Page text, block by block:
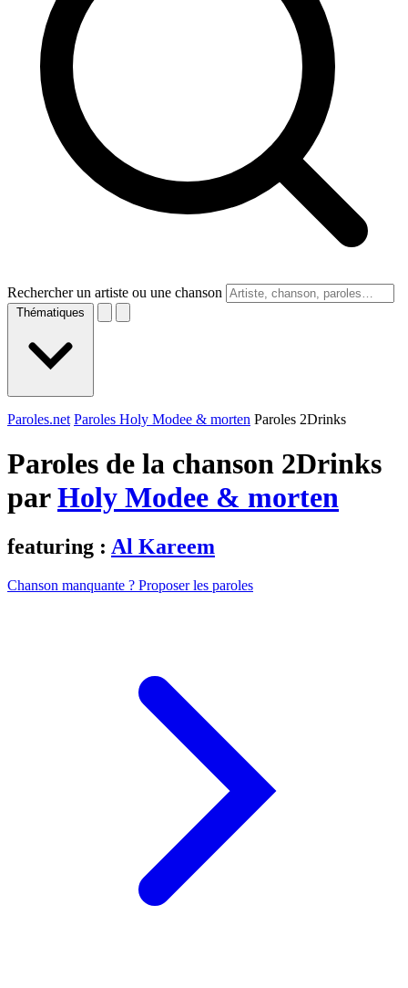
Rechercher un artiste ou une chanson
Thématiques
Paroles.net Paroles Holy Modee & morten Paroles 2Drinks
Paroles de la chanson 2Drinks
parHoly Modee & morten
featuring : Al Kareem
Chanson manquante ? Proposer les paroles